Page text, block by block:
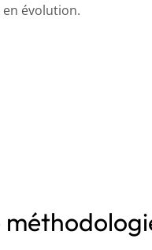
évolution.Intercom pour